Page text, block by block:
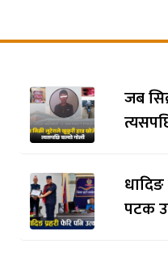
जब
धादिङ
पटक